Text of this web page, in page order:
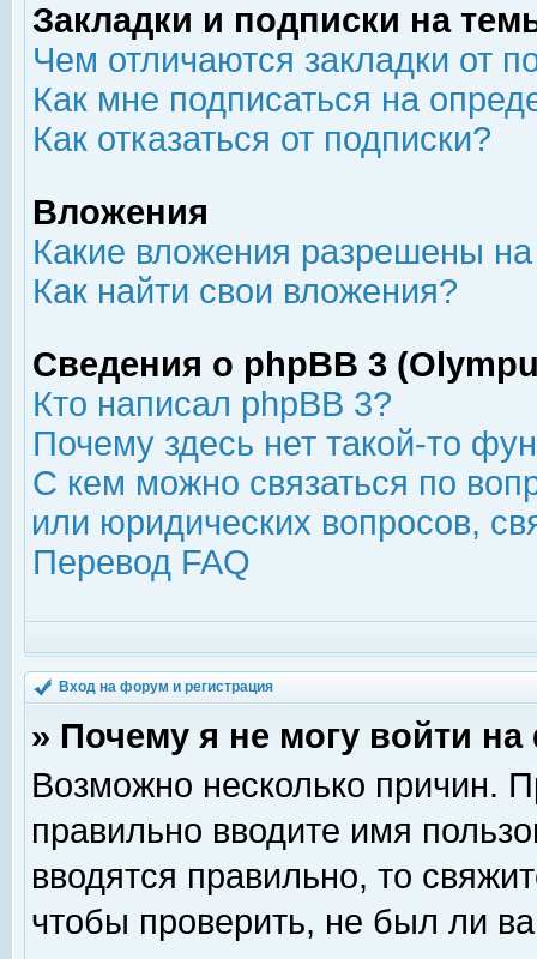
Закладки и подписки на
Чем отличаются закладки от
Как мне подписаться на
Как отказаться от подписки?
Вложения
Какие вложения разрешены
Как найти свои вложения?
Сведения о phpBB 3
Кто написал phpBB 3?
Почему здесь нет такой-то
С кем можно связаться по
или юридических вопросов,
Перевод FAQ
Вход на форум и регистрация
» Почему я не могу войти
Возможно несколько причин.
правильно вводите имя
вводятся правильно, то
чтобы проверить, не был ли